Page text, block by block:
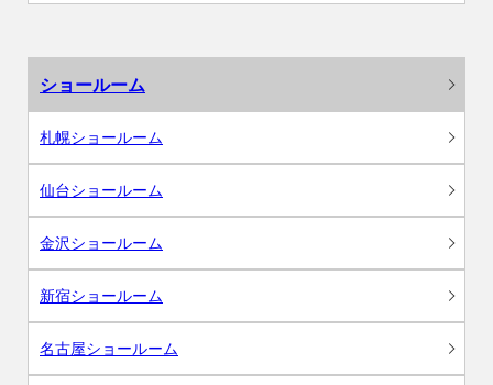
ショールーム
札幌ショールーム
仙台ショールーム
金沢ショールーム
新宿ショールーム
名古屋ショールーム